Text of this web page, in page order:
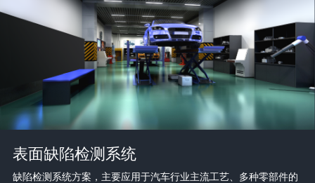
表面缺陷检测系统
缺陷检测系统方案，主要应用于汽车行业主流工艺、多种零部件的